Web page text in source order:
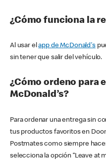
¿Cómo funciona la
Al usar elapp de McDonald's
sin tener que salir del vehículo.
¿Cómo ordeno para
McDonald’s?
Para ordenar una entrega sin
tus productos favoritos en
Postmates como siempre
selecciona la opción “Leave at